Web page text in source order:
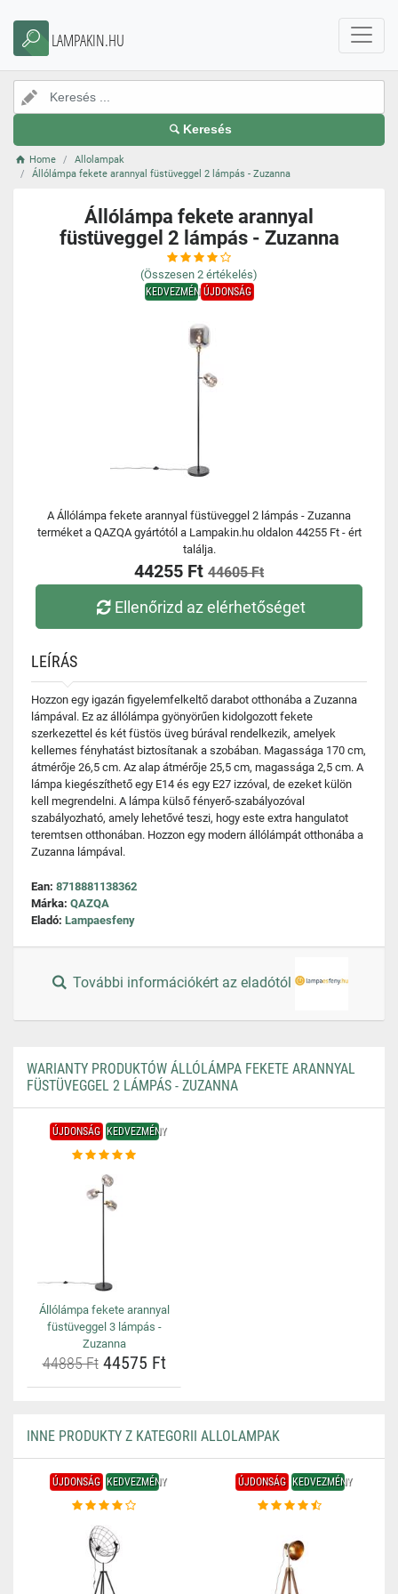
LAMPAKIN.HU
Keresés
Home
Allolampak
Állólámpa fekete arannyal füstüveggel 2 lámpás - Zuzanna
Állólámpa fekete arannyal
füstüveggel 2 lámpás - Zuzanna
(Összesen 2 értékelés)
KEDVEZMÉNYÚJDONSÁG
A Állólámpa fekete arannyal füstüveggel 2 lámpás - Zuzanna
terméket a QAZQA gyártótól a Lampakin.hu oldalon 44255 Ft - ért
találja.
44255 Ft 44605 Ft
Ellenőrizd az elérhetőséget
LEÍRÁS
Hozzon egy igazán figyelemfelkeltő darabot otthonába a Zuzanna
lámpával. Ez az állólámpa gyönyörűen kidolgozott fekete
szerkezettel és két füstös üveg búrával rendelkezik, amelyek
kellemes fényhatást biztosítanak a szobában. Magassága 170 cm,
átmérője 26,5 cm. Az alap átmérője 25,5 cm, magassága 2,5 cm. A
lámpa kiegészíthető egy E14 és egy E27 izzóval, de ezeket külön
kell megrendelni. A lámpa külső fényerő-szabályozóval
szabályozható, amely lehetővé teszi, hogy este extra hangulatot
teremtsen otthonában. Hozzon egy modern állólámpát otthonába a
Zuzanna lámpával.
Ean: 8718881138362
Márka: QAZQA
Eladó: Lampaesfeny
További információkért az eladótól
WARIANTY PRODUKTÓW ÁLLÓLÁMPA FEKETE ARANNYAL
FÜSTÜVEGGEL 2 LÁMPÁS - ZUZANNA
ÚJDONSÁG KEDVEZMÉNY
Állólámpa fekete arannyal
füstüveggel 3 lámpás -
Zuzanna
44885 Ft44575 Ft
INNE PRODUKTY Z KATEGORII ALLOLAMPAK
ÚJDONSÁG KEDVEZMÉNY ÚJDONSÁG KEDVEZMÉNY